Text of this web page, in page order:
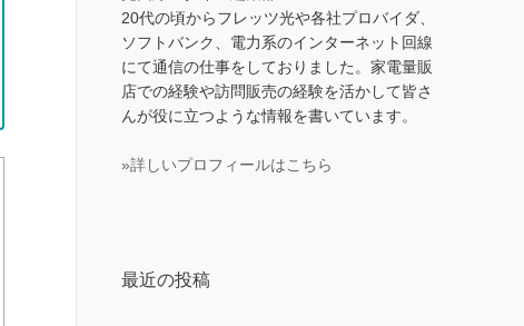
20代の頃からフレッツ光や各社プロバイダ、
ソフトバンク、電力系のインターネット回線
にて通信の仕事をしておりました。家電量販
店での経験や訪問販売の経験を活かして皆さ
んが役に立つような情報を書いています。
»詳しいプロフィールはこちら
最近の投稿